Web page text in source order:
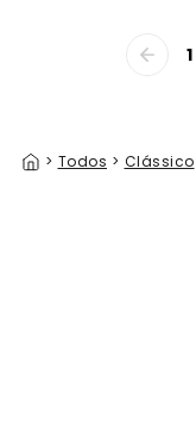
1
> Todos > Clássico